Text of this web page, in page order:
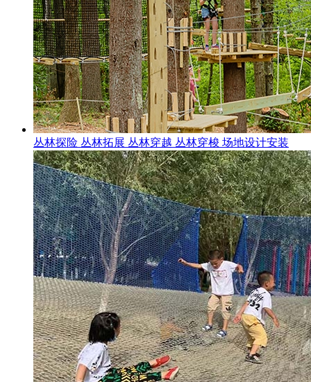
丛林探险 丛林拓展 丛林穿越 丛林穿梭 场地设计安装